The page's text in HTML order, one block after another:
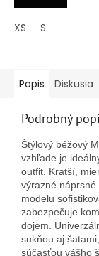
hviezdičiek.
XS S
Popis Diskusia
Podrobný
Štýlový béžový
vzhľade je
outfit. Kratší,
výrazné
modelu
zabezpečuje
dojem.
sukňou aj
súčasťou vášho